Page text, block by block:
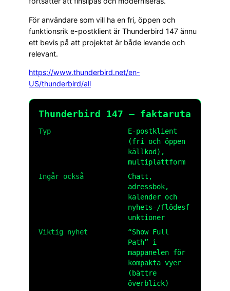
För användare som vill ha en fri, öppen och
funktionsrik e-postklient är Thunderbird 147 ännu
ett bevis på att projektet är både levande och
relevant.
https://www.thunderbird.net/en-
US/thunderbird/all
Thunderbird 147 – faktaruta
Typ
E-postklient
(fri och öppen
källkod),
multiplattform
Ingår också
Chatt,
adressbok,
kalender och
nyhets-/flödesf
unktioner
Viktig nyhet
“Show Full
Path” i
mappanelen för
kompakta vyer
(bättre
överblick)